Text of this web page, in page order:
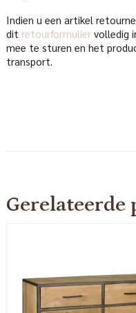
Indien u een artikel
dit retourformuliervolledig
mee te sturen en het
transport.
Gerelateerde